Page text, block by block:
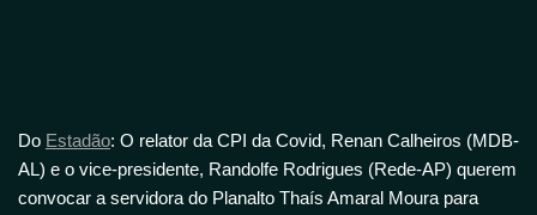
Do Estadão: O relator da CPI da Covid, Renan Calheiros (MDB-
AL) e o vice-presidente, Randolfe Rodrigues (Rede-AP) querem
convocar a servidora do Planalto Thaís Amaral Moura para